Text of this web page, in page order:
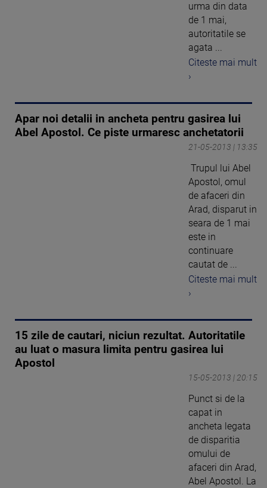
urma din data
de 1 mai,
autoritatile se
agata ...
Citeste mai mult
›
Apar noi detalii in ancheta pentru gasirea lui
Abel Apostol. Ce piste urmaresc anchetatorii
21-05-2013 | 13:35
Trupul lui Abel
Apostol, omul
de afaceri din
Arad, disparut in
seara de 1 mai
este in
continuare
cautat de ...
Citeste mai mult
›
15 zile de cautari, niciun rezultat. Autoritatile
au luat o masura limita pentru gasirea lui
Apostol
15-05-2013 | 20:15
Punct si de la
capat in
ancheta legata
de disparitia
omului de
afaceri din Arad,
Abel Apostol. La